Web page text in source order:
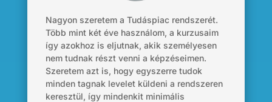
Nagyon szeretem a Tudáspiac rendszerét.
Több mint két éve használom, a kurzusaim
így azokhoz is eljutnak, akik személyesen
nem tudnak részt venni a képzéseimen.
Szeretem azt is, hogy egyszerre tudok
minden tagnak levelet küldeni a rendszeren
keresztül, így mindenkit minimális